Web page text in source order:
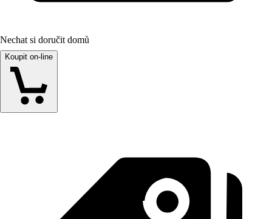
Nechat si doručit domů
Koupit on-line